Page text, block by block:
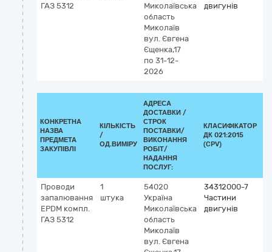
ГАЗ 5312
Миколаївська
область
Миколаїв
вул. Євгена
Єщенка,17
по 31-12-
2026
двигунів
КОНКРЕТНА
НАЗВА
ПРЕДМЕТА
ЗАКУПІВЛІ
КІЛЬКІСТЬ
/
ОД.ВИМІРУ
АДРЕСА
ДОСТАВКИ /
СТРОК
ПОСТАВКИ/
ВИКОНАННЯ
РОБІТ/
НАДАННЯ
ПОСЛУГ:
КЛАСИФІКАТОР
ДК 021:2015
(CPV)
Проводи
запалювання
ЕPDM компл.
ГАЗ 5312
1
штука
54020
Україна
Миколаївська
область
Миколаїв
вул. Євгена
34312000-7
Частини
двигунів